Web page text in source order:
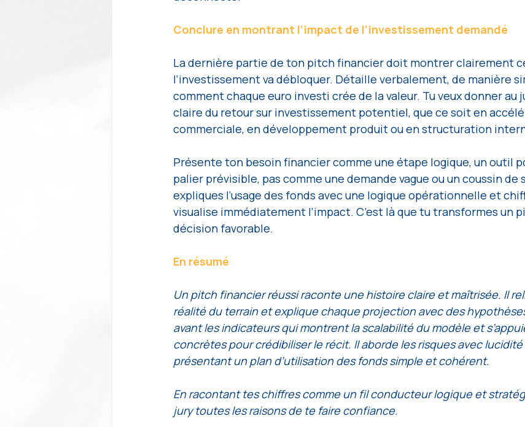
Conclure en montrant l’impact de l’investissement demandé
La dernière partie de ton pitch financier doit montrer clairement
l’investissement va débloquer. Détaille verbalement, de manière
comment chaque euro investi crée de la valeur. Tu veux donner au
claire du retour sur investissement potentiel, que ce soit en
commerciale, en développement produit ou en structuration
Présente ton besoin financier comme une étape logique, un outil
palier prévisible, pas comme une demande vague ou un coussin de
expliques l’usage des fonds avec une logique opérationnelle et
visualise immédiatement l’impact. C’est là que tu transformes un
décision favorable.
En résumé
Un pitch financier réussi raconte une histoire claire et maîtrisée. Il
réalité du terrain et explique chaque projection avec des
avant les indicateurs qui montrent la scalabilité du modèle et
concrètes pour crédibiliser le récit. Il aborde les risques avec
présentant un plan d’utilisation des fonds simple et cohérent.
En racontant tes chiffres comme un fil conducteur logique et
jury toutes les raisons de te faire confiance.